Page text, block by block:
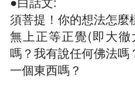
須菩提！你的想法怎麼
無上正等正覺(即大
嗎？我有說任何佛法嗎
一個東西嗎？